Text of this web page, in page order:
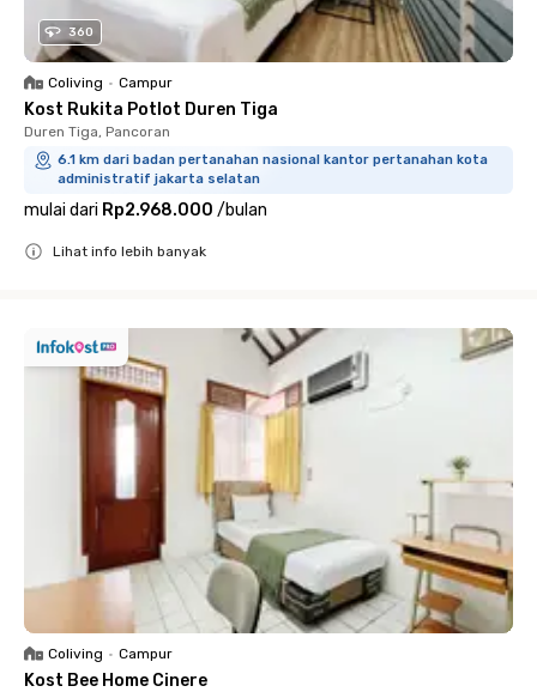
360
Coliving • Campur
Kost Rukita Potlot Duren Tiga
Duren Tiga, Pancoran
6.1 km dari badan pertanahan nasional kantor pertanahan kota
administratif jakarta selatan
mulai dari Rp2.968.000 /bulan
Lihat info lebih banyak
Coliving • Campur
Kost Bee Home Cinere